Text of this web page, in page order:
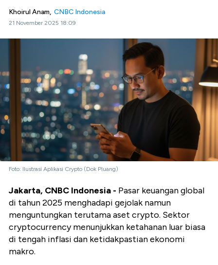
Khoirul Anam, CNBC Indonesia
21 November 2025 18:09
Foto: Ilustrasi Aplikasi Crypto (Dok Pluang)
Jakarta, CNBC Indonesia - Pasar keuangan global
di tahun 2025 menghadapi gejolak namun
menguntungkan terutama aset crypto. Sektor
cryptocurrency menunjukkan ketahanan luar biasa
di tengah inflasi dan ketidakpastian ekonomi
makro.